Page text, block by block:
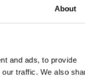
About
and ads, to provide
traffic. We also
% mlecznyz
kwasów
mączka chleba